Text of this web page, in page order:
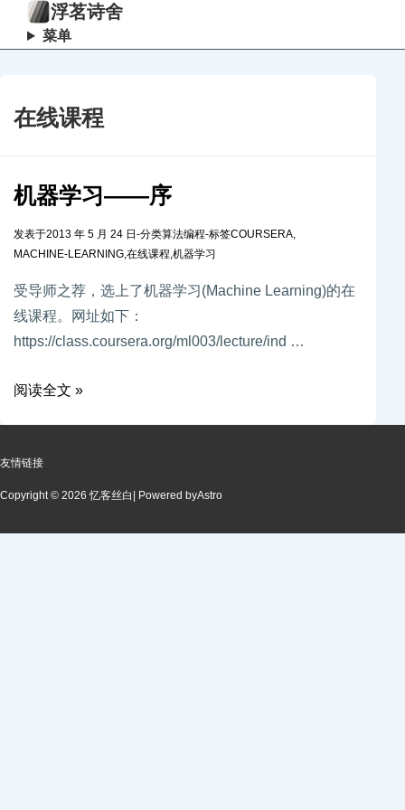
浮茗诗舍
菜单
在线课程
机器学习——序
发表于2013 年 5 月 24 日 -分类算法编程-标签COURSERA,
MACHINE-LEARNING,在线课程,机器学习
受导师之荐，选上了机器学习(Machine Learning)的在
线课程。网址如下：
https://class.coursera.org/ml003/lecture/ind …
阅读全文 »
友情链接
Copyright © 2026 忆客丝白 | Powered byAstro